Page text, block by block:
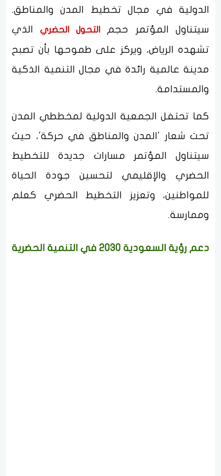
الدولية في مجال تخطيط المدن والمناطق.
سيتناول المؤتمر حجم التحول الحضريالذي
تشهده الرياض، ويركز على طموحها بأن تصبح
مدينة عالمية رائدة في مجال التنمية الذكية
والمستدامة.
كما تحتفل الجمعية الدولية لمخططي المدن
تحت شعار 'المدن والمناطق في حركة'، حيث
سيتناول المؤتمر مسارات جديدة للتخطيط
الحضري والإقليمي لتحسين جودة الحياة
للمواطنين، وتعزيز التخطيط الحضري كعلم
وممارسة.
دعم رؤية السعودية 2030 في التنمية الحضرية